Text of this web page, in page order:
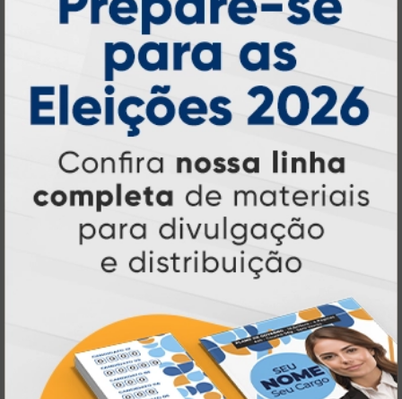
Nascemos digitais e seguimosinovando
continuamente , investindo em
tecnologia
de ponta para garantir a melhor experiência
produtos personalizados e impressão
online
agilidade,
qualidade e soluções inteligentesque
atendem às suas necessidades.
Liderança e Qualidade em
Impressão
Prestes a completar três décadas de
inovação e serviços,
a Atual Card segue
como referência no mercado gráfico e de
personalização online , oferecendo
impressão digital e offset de alta
, um
site intuitivo e fácil de navegar, eentrega
rápida para todo o Brasil. Tudo foi
projetado para proporcionara melhor
experiência de compra e a máxima
satisfação dos nossos clientes .